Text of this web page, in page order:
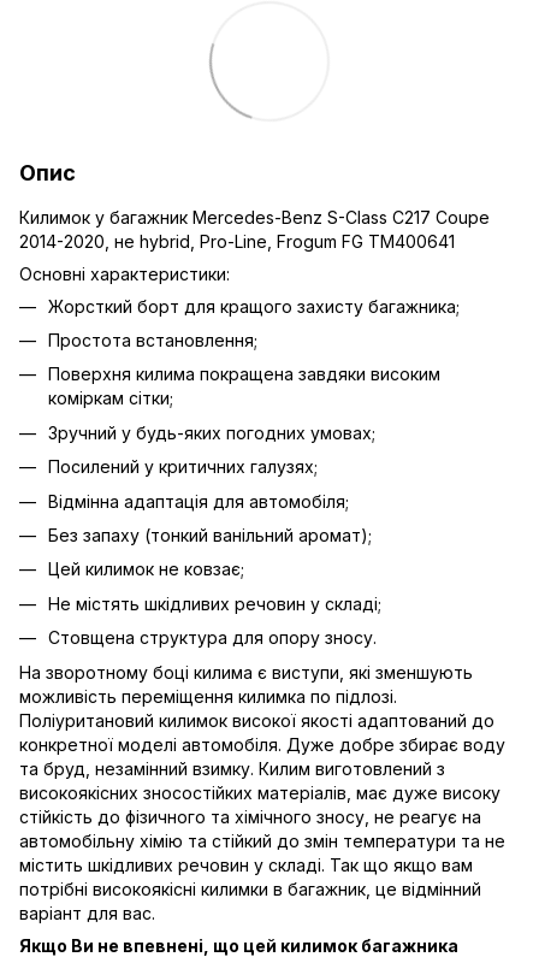
Опис
Килимок у багажник Mercedes-Benz S-Class C217 Coupe
2014-2020, не hybrid, Pro-Line, Frogum FG TM400641
Основні характеристики:
Жорсткий борт для кращого захисту багажника;
Простота встановлення;
Поверхня килима покращена завдяки високим
коміркам сітки;
Зручний у будь-яких погодних умовах;
Посилений у критичних галузях;
Відмінна адаптація для автомобіля;
Без запаху (тонкий ванільний аромат);
Цей килимок не ковзає;
Не містять шкідливих речовин у складі;
Стовщена структура для опору зносу.
На зворотному боці килима є виступи, які зменшують
можливість переміщення килимка по підлозі.
Поліуритановий килимок високої якості адаптований до
конкретної моделі автомобіля. Дуже добре збирає воду
та бруд, незамінний взимку. Килим виготовлений з
високоякісних зносостійких матеріалів, має дуже високу
стійкість до фізичного та хімічного зносу, не реагує на
автомобільну хімію та стійкий до змін температури та не
містить шкідливих речовин у складі. Так що якщо вам
потрібні високоякісні килимки в багажник, це відмінний
варіант для вас.
Якщо Ви не впевнені, що цей килимок багажника